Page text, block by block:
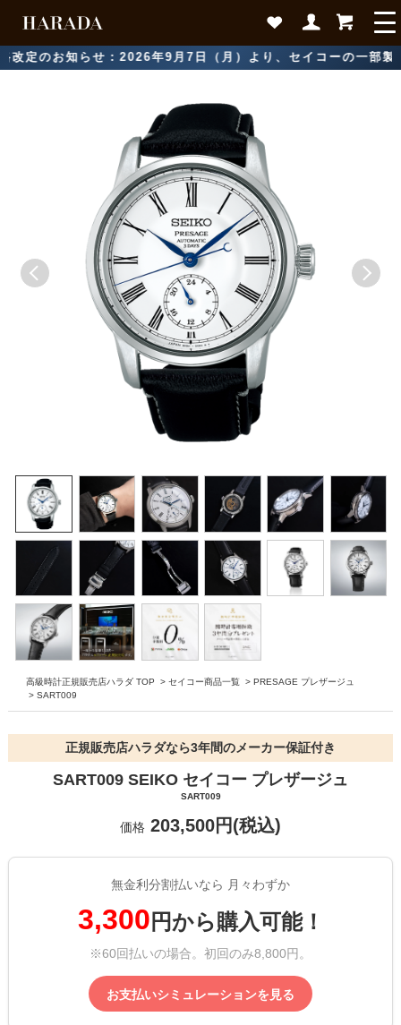
お知らせ：2026年9月7日（月）より、セイコーの一部製品にて
高級時計正規販売店ハラダ TOP > セイコー商品一覧 > PRESAGE プレザージュ
> SART009
正規販売店ハラダなら3年間のメーカー保証付き
SART009 SEIKO セイコー プレザージュ
SART009
価格 203,500円(税込)
無金利分割払いなら 月々わずか
3,300 円から購入可能！
※60回払いの場合。初回のみ8,800円。
お支払いシミュレーションを見る